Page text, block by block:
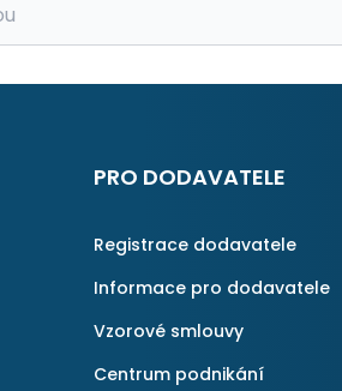
PRO DODAVATELE
Registrace dodavatele
Informace pro dodavatele
Vzorové smlouvy
Centrum podnikání